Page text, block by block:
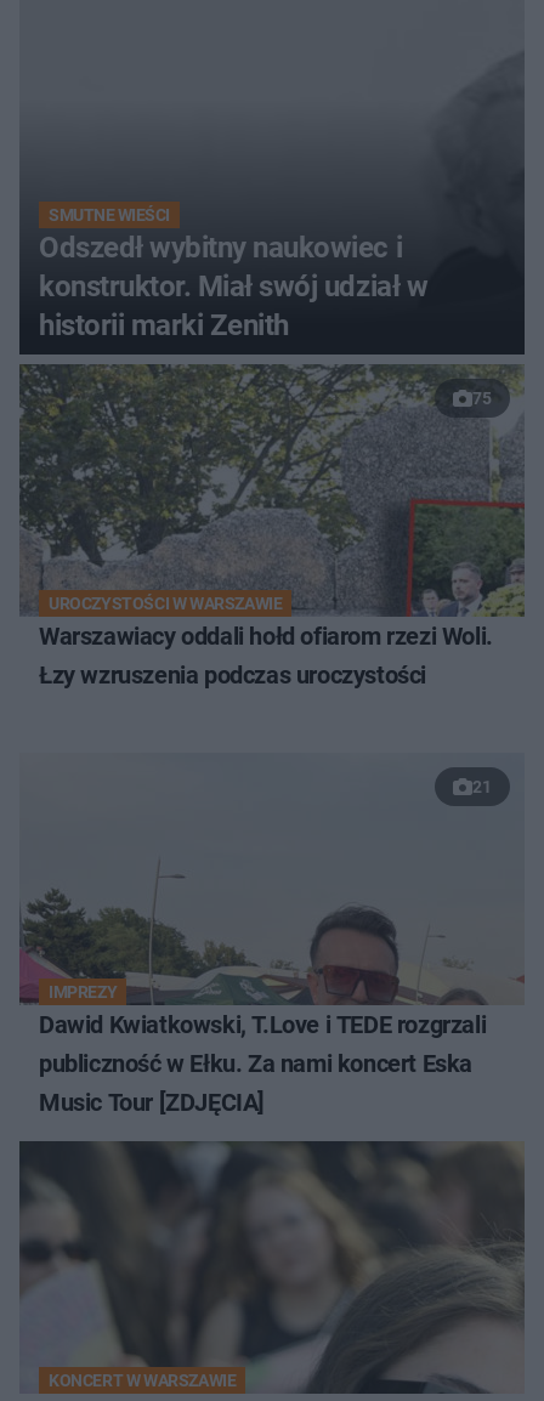
SMUTNE WIEŚCI
Odszedł wybitny naukowiec i
konstruktor. Miał swój udział w
historii marki Zenith
75
UROCZYSTOŚCI W WARSZAWIE
Warszawiacy oddali hołd ofiarom rzezi Woli.
Łzy wzruszenia podczas uroczystości
21
IMPREZY
Dawid Kwiatkowski, T.Love i TEDE rozgrzali
publiczność w Ełku. Za nami koncert Eska
Music Tour [ZDJĘCIA]
KONCERT W WARSZAWIE